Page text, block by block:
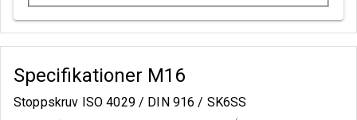
Specifikationer M16
Stoppskruv ISO 4029 / DIN 916 / SK6SS